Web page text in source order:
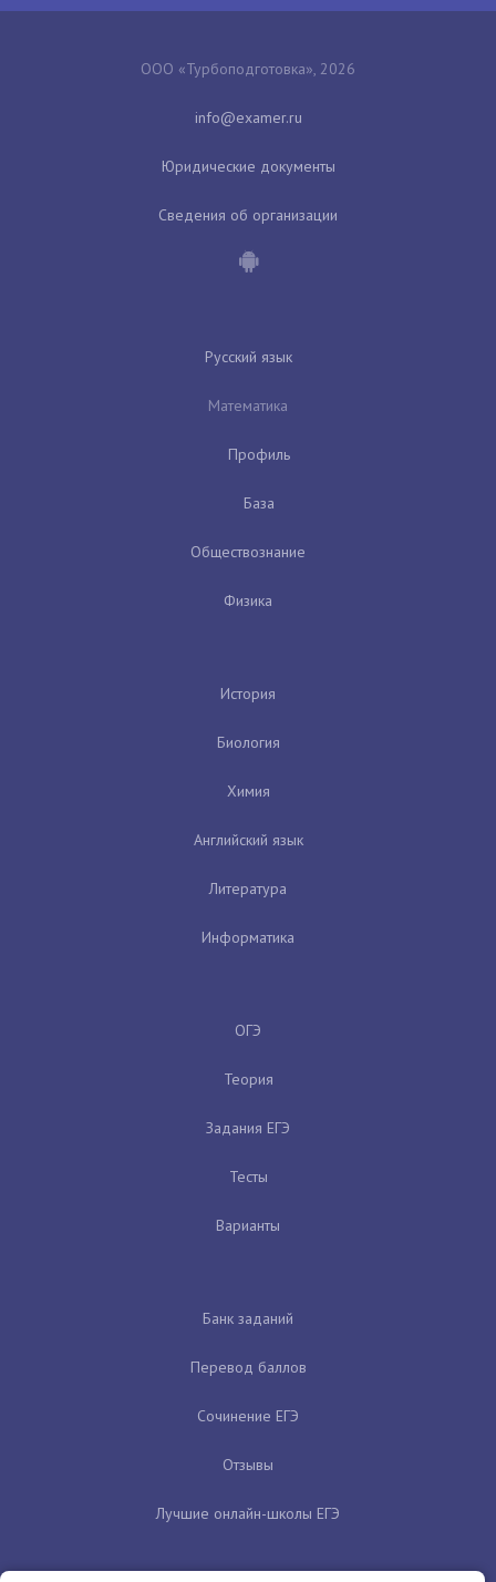
ООО «Турбоподготовка», 2026
Юридические документы
Сведения об организации
Русский язык
Математика
Профиль
База
Обществознание
Физика
История
Биология
Химия
Английский язык
Литература
Информатика
ОГЭ
Теория
Задания ЕГЭ
Тесты
Варианты
Банк заданий
Перевод баллов
Сочинение ЕГЭ
Отзывы
Лучшие онлайн-школы ЕГЭ